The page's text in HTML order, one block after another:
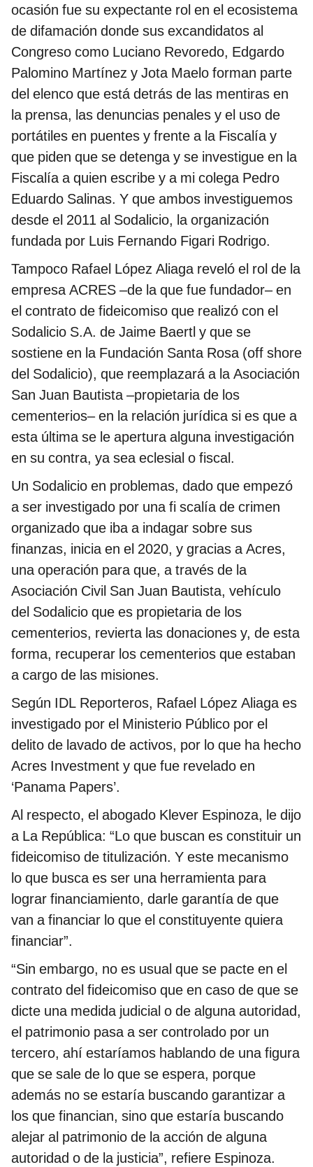
ocasión fue su expectante rol en el ecosistema
de difamación donde sus excandidatos al
Congreso como Luciano Revoredo, Edgardo
Palomino Martínez y Jota Maelo forman parte
del elenco que está detrás de las mentiras en
la prensa, las denuncias penales y el uso de
portátiles en puentes y frente a la Fiscalía y
que piden que se detenga y se investigue en la
Fiscalía a quien escribe y a mi colega Pedro
Eduardo Salinas. Y que ambos investiguemos
desde el 2011 al Sodalicio, la organización
fundada por Luis Fernando Figari Rodrigo.
Tampoco Rafael López Aliaga reveló el rol de la
empresa ACRES –de la que fue fundador– en
el contrato de fideicomiso que realizó con el
Sodalicio S.A. de Jaime Baertl y que se
sostiene en la Fundación Santa Rosa (off shore
del Sodalicio), que reemplazará a la Asociación
San Juan Bautista –propietaria de los
cementerios– en la relación jurídica si es que a
esta última se le apertura alguna investigación
en su contra, ya sea eclesial o fiscal.
Un Sodalicio en problemas, dado que empezó
a ser investigado por una fi scalía de crimen
organizado que iba a indagar sobre sus
finanzas, inicia en el 2020, y gracias a Acres,
una operación para que, a través de la
Asociación Civil San Juan Bautista, vehículo
del Sodalicio que es propietaria de los
cementerios, revierta las donaciones y, de esta
forma, recuperar los cementerios que estaban
a cargo de las misiones.
Según IDL Reporteros, Rafael López Aliaga es
investigado por el Ministerio Público por el
delito de lavado de activos, por lo que ha hecho
Acres Investment y que fue revelado en
‘Panama Papers’.
Al respecto, el abogado Klever Espinoza, le dijo
a La República: “Lo que buscan es constituir un
fideicomiso de titulización. Y este mecanismo
lo que busca es ser una herramienta para
lograr financiamiento, darle garantía de que
van a financiar lo que el constituyente quiera
financiar”.
“Sin embargo, no es usual que se pacte en el
contrato del fideicomiso que en caso de que se
dicte una medida judicial o de alguna autoridad,
el patrimonio pasa a ser controlado por un
tercero, ahí estaríamos hablando de una figura
que se sale de lo que se espera, porque
además no se estaría buscando garantizar a
los que financian, sino que estaría buscando
alejar al patrimonio de la acción de alguna
autoridad o de la justicia”, refiere Espinoza.